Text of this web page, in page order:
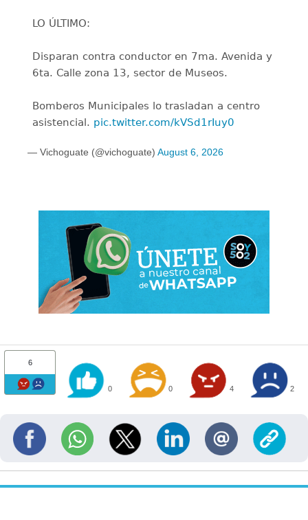
LO ÚLTIMO:
Disparan contra conductor en 7ma. Avenida y
6ta. Calle zona 13, sector de Museos.
Bomberos Municipales lo trasladan a centro
asistencial. pic.twitter.com/kVSd1rIuy0
— Vichoguate (@vichoguate) August 6, 2026
6
0 0 4 2